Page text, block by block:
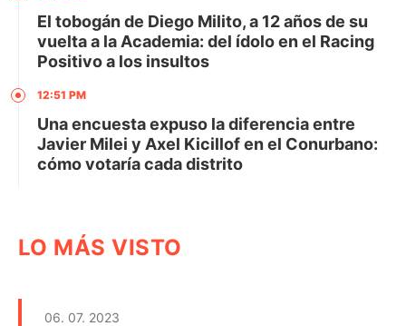
El tobogán de Diego Milito, a 12 años de su
vuelta a la Academia: del ídolo en el Racing
Positivo a los insultos
12:51 PM
Una encuesta expuso la diferencia entre
Javier Milei y Axel Kicillof en el Conurbano:
cómo votaría cada distrito
LO MÁS VISTO
06. 07. 2023